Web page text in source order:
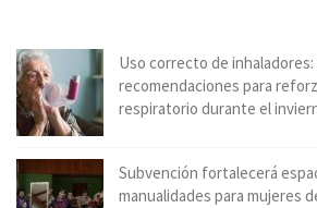
Uso correcto de
recomendaciones para
respiratorio durante el
Subvención fortalecerá
manualidades para mujeres